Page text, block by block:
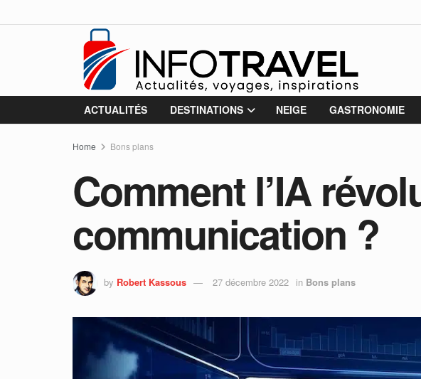
ACTUALITÉS DESTINATIONS NEIGE GASTRONOMIE
Home Bons plans
Comment l’IA
communication ?
by Robert Kassous 27 décembre 2022 in Bons plans